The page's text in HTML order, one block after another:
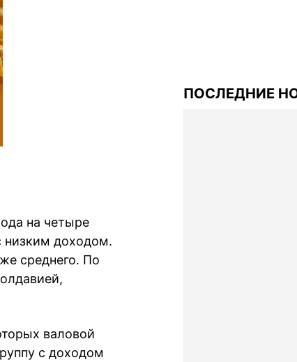
на четыре
низким доходом.
среднего. По
валовой
с доходом
ПОСЛЕДНИЕ